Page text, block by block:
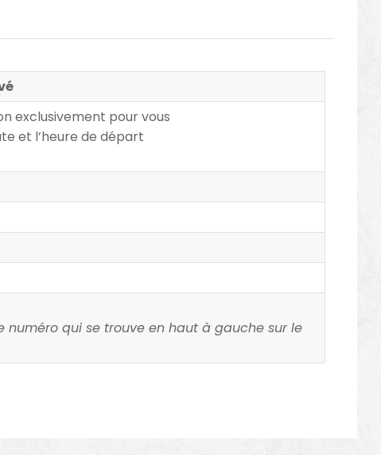
exclusivement pour vous
et l’heure de départ
numéro qui se trouve en haut à gauche sur le